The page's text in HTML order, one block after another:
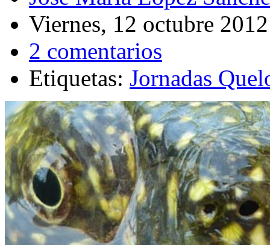
Viernes, 12 octubre 2012
2 comentarios
Etiquetas: Jornadas